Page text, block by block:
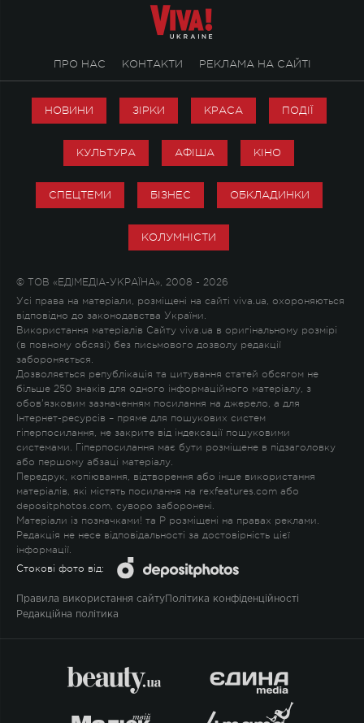
ПРО НАС КОНТАКТИ РЕКЛАМА НА САЙТІ
НОВИНИ ЗІРКИ КРАСА ПОДІЇ
КУЛЬТУРА АФІША КІНО
СПЕЦТЕМИ БІЗНЕС ОБКЛАДИНКИ
КОЛУМНІСТИ
© ТОВ «ЕДІМЕДІА-УКРАЇНА», 2008 - 2026
Усі права на матеріали, розміщені на сайті viva.ua, охороняються
відповідно до законодавства України.
Використання матеріалів Сайту viva.ua в оригінальному розмірі
(в повному обсязі) без письмового дозволу редакції
забороняється.
Дозволяється републікація та цитування статей обсягом не
більше 250 знаків для одного інформаційного матеріалу, з
обов'язковим зазначенням посилання на джерело, а для
Інтернет-ресурсів – пряме для пошукових систем
гіперпосилання, не закрите від індексації пошуковими
системами. Гіперпосилання має бути розміщене в підзаголовку
або першому абзаці матеріалу.
Передрук, копіювання, відтворення або інше використання
матеріалів, які містять посилання на rexfeatures.com або
depositphotos.com, суворо заборонені.
Матеріали із позначками! та P розміщені на правах реклами.
Редакція не несе відповідальності за достовірність цієї
інформації.
Стокові фото від:
Правила використання сайту Політика конфіденційності
Редакційна політика